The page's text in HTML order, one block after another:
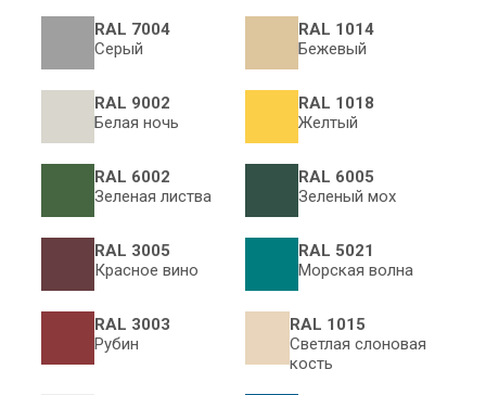
RAL 7004
Серый
RAL 1014
Бежевый
RAL 9002
Белая ночь
RAL 1018
Желтый
RAL 6002
Зеленая листва
RAL 6005
Зеленый мох
RAL 3005
Красное вино
RAL 5021
Морская волна
RAL 3003
Рубин
RAL 1015
Светлая слоновая
кость